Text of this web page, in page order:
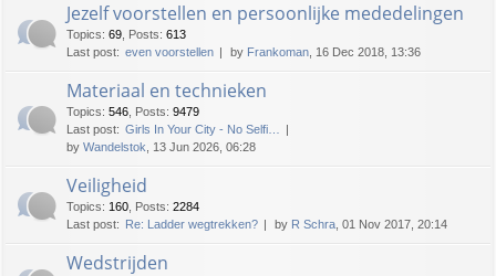
Jezelf voorstellen en persoonlijke mededelingen
Topics: 69 Posts: 613
Last post: even voorstellen by Frankoman , 16 Dec 2018, 13:36
Materiaal en technieken
Topics: 546 Posts: 9479
Last post: Girls In Your City - No Selfi…
by Wandelstok , 13 Jun 2026, 06:28
Veiligheid
Topics: 160 Posts: 2284
Last post: Re: Ladder wegtrekken? by R Schra , 01 Nov 2017, 20:14
Wedstrijden